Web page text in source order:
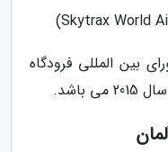
بین المللی فرودگاه